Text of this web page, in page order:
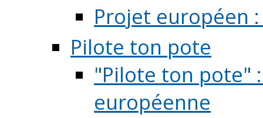
Projet européen
Pilote ton pote
"Pilote ton pote"
européenne